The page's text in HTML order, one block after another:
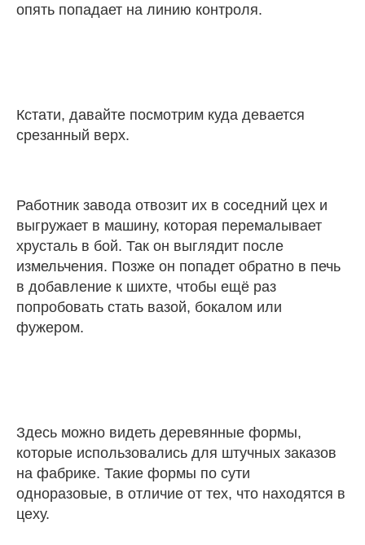
опять попадает на линию контроля.
Кстати, давайте посмотрим куда девается
срезанный верх.
Работник завода отвозит их в соседний цех и
выгружает в машину, которая перемалывает
хрусталь в бой. Так он выглядит после
измельчения. Позже он попадет обратно в печь
в добавление к шихте, чтобы ещё раз
попробовать стать вазой, бокалом или
фужером.
Здесь можно видеть деревянные формы,
которые использовались для штучных заказов
на фабрике. Такие формы по сути
одноразовые, в отличие от тех, что находятся в
цеху.